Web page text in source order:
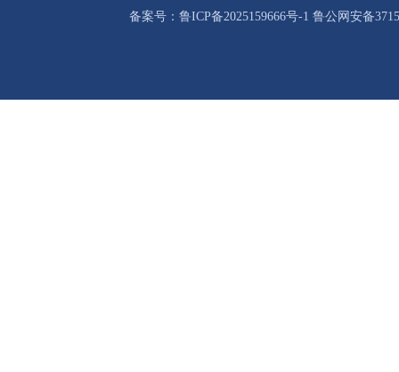
备案号：鲁ICP备2025159666号-1 鲁公网安备